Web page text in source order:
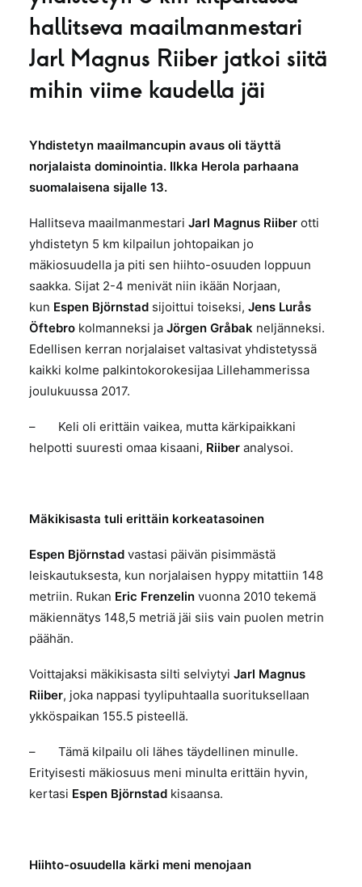
hallitseva maailmanmestari
Jarl Magnus Riiber jatkoi siitä
mihin viime kaudella jäi
Yhdistetyn maailmancupin avaus oli täyttä
norjalaista dominointia. Ilkka Herola parhaana
suomalaisena sijalle 13.
Hallitseva maailmanmestari Jarl Magnus Riiber otti
yhdistetyn 5 km kilpailun johtopaikan jo
mäkiosuudella ja piti sen hiihto-osuuden loppuun
saakka. Sijat 2-4 menivät niin ikään Norjaan,
kun Espen Björnstad sijoittui toiseksi, Jens Lurås
Öftebro kolmanneksi ja Jörgen Gråbak neljänneksi.
Edellisen kerran norjalaiset valtasivat yhdistetyssä
kaikki kolme palkintokorokesijaa Lillehammerissa
joulukuussa 2017.
– Keli oli erittäin vaikea, mutta kärkipaikkani
helpotti suuresti omaa kisaani, Riiber analysoi.
Mäkikisasta tuli erittäin korkeatasoinen
Espen Björnstad vastasi päivän pisimmästä
leiskautuksesta, kun norjalaisen hyppy mitattiin 148
metriin. Rukan Eric Frenzelin vuonna 2010 tekemä
mäkiennätys 148,5 metriä jäi siis vain puolen metrin
päähän.
Voittajaksi mäkikisasta silti selviytyi Jarl Magnus
Riiber, joka nappasi tyylipuhtaalla suorituksellaan
ykköspaikan 155.5 pisteellä.
– Tämä kilpailu oli lähes täydellinen minulle.
Erityisesti mäkiosuus meni minulta erittäin hyvin,
kertasi Espen Björnstad kisaansa.
Hiihto-osuudella kärki meni menojaan